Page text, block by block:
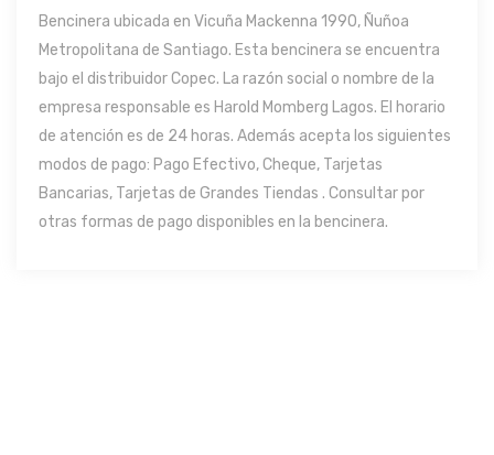
Bencinera ubicada en Vicuña Mackenna 1990, Ñuñoa
Metropolitana de Santiago. Esta bencinera se encuentra
bajo el distribuidor Copec. La razón social o nombre de la
empresa responsable es Harold Momberg Lagos. El horario
de atención es de 24 horas. Además acepta los siguientes
modos de pago: Pago Efectivo, Cheque, Tarjetas
Bancarias, Tarjetas de Grandes Tiendas . Consultar por
otras formas de pago disponibles en la bencinera.